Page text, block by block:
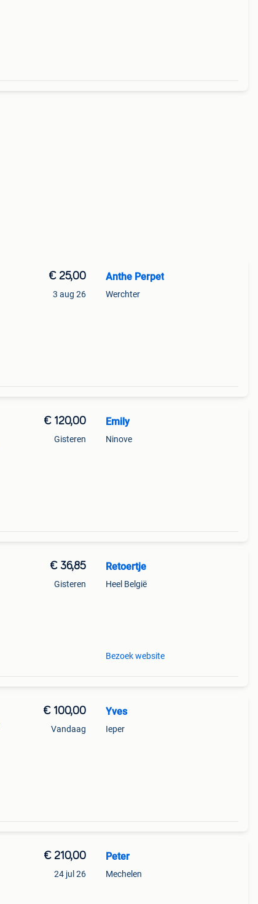
€ 25,00
3 aug 26
Anthe Perpet
Werchter
€ 120,00
Gisteren
Emily
Ninove
€ 36,85
Gisteren
Retoertje
Heel België
Bezoek website
€ 100,00
Vandaag
Yves
Ieper
€ 210,00
24 jul 26
Peter
Mechelen